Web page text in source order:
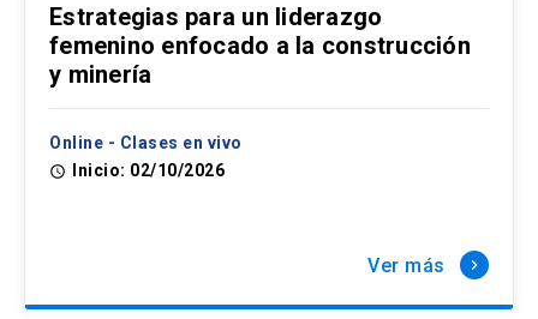
Estrategias para un liderazgo
femenino enfocado a la construcción
y minería
Online - Clases en vivo
access_time Inicio: 02/10/2026
Ver más keyboard_arrow_right